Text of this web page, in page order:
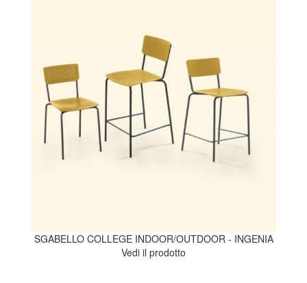
SGABELLO COLLEGE INDOOR/OUTDOOR - INGENIA
Vedi il prodotto